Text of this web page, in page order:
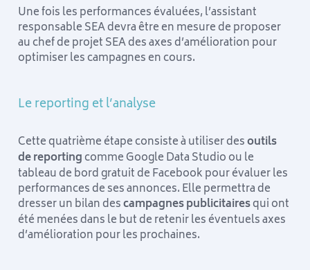
Une fois les performances évaluées, l’assistant
responsable SEA devra être en mesure de proposer
au chef de projet SEA des axes d’amélioration pour
optimiser les campagnes en cours.
Le reporting et l’analyse
Cette quatrième étape consiste à utiliser desoutils
de reportingcomme Google Data Studio ou le
tableau de bord gratuit de Facebook pour évaluer les
performances de ses annonces. Elle permettra de
dresser un bilan descampagnes publicitairesqui ont
été menées dans le but de retenir les éventuels axes
d’amélioration pour les prochaines.